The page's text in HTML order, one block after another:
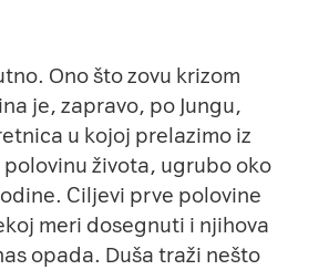
Ono što zovu krizom
je, zapravo, po Jungu,
u kojoj prelazimo iz
života, ugrubo oko
Ciljevi prve polovine
meri dosegnuti i njihova
opada. Duša traži nešto